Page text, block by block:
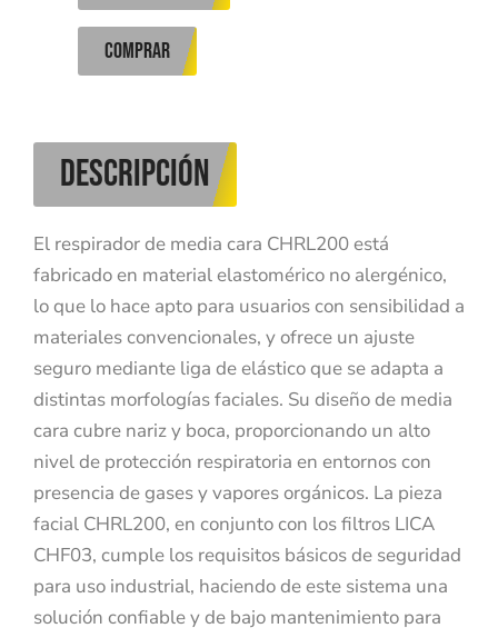
COMPRAR
DESCRIPCIÓN
El respirador de media cara CHRL200 está
fabricado en material elastomérico no alergénico,
lo que lo hace apto para usuarios con sensibilidad a
materiales convencionales, y ofrece un ajuste
seguro mediante liga de elástico que se adapta a
distintas morfologías faciales. Su diseño de media
cara cubre nariz y boca, proporcionando un alto
nivel de protección respiratoria en entornos con
presencia de gases y vapores orgánicos. La pieza
facial CHRL200, en conjunto con los filtros LICA
CHF03, cumple los requisitos básicos de seguridad
para uso industrial, haciendo de este sistema una
solución confiable y de bajo mantenimiento para